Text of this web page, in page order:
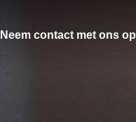
Neem contact met ons op